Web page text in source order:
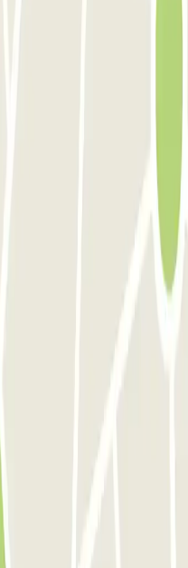
se recogió con gran
por parte del personal. La
al punto de encuentro
una maravilla
melhor classificação
Descubierto
López Osaba
- General P1